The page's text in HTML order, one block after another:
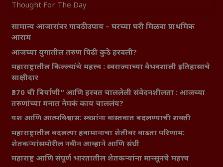
Thought For The Day
सामान्य आजारांवर गावठी उपाय – घरच्या घरी मिळवा प्राथमिक
आराम
आजच्या युगातील तरुण पिढी कुठे हरवली?
महाराष्ट्रातील किल्ल्यांचे महत्त्व : स्वराज्याच्या वैभवशाली इतिहासाचे
साक्षीदार
₹370 ची बिर्याणी” आणि हरवत चाललेली संवेदनशीलता : आजच्या
तरुणांच्या मनात नेमकं काय चाललंय?
यश आणि आत्मविश्वास: स्वप्नांना वास्तवात बदलण्याची शक्ती
महाराष्ट्रातील बदलत्या हवामानाचा शेतीवर वाढता परिणाम:
शेतकऱ्यांसमोरील नवीन आव्हाने आणि संधी
महाराष्ट्र आणि संपूर्ण भारतातील शेतकऱ्यांना मान्सूनचे महत्त्व